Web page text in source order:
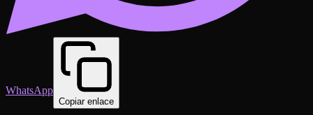
WhatsApp
Copiar enlace